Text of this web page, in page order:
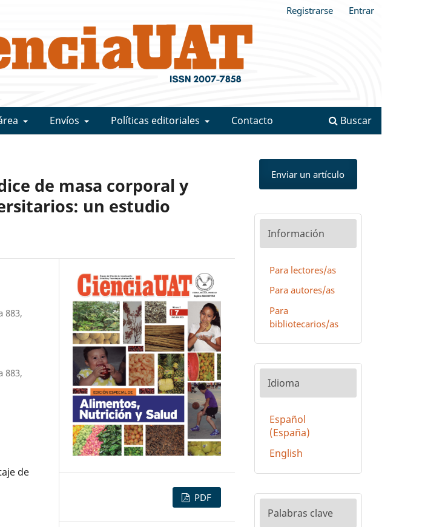
Envíos Políticas editoriales Contacto Buscar
Registrarse Entrar
de masa corporal y
un estudio
883,
883,
de
PDF
Enviar un artículo
Información
Para lectores/as
Para autores/as
Para
bibliotecarios/as
Idioma
Español
(España)
English
Palabras clave